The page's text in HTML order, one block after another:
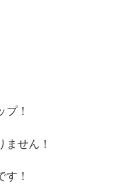
プ！
ません！
す！